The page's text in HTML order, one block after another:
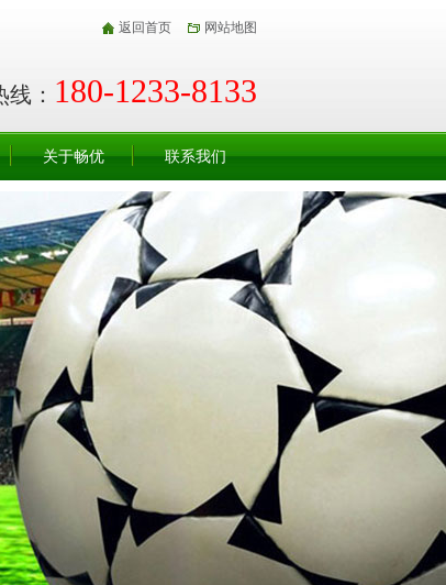
返回首页 网站地图
线： 180-1233-8133
关于畅优 联系我们